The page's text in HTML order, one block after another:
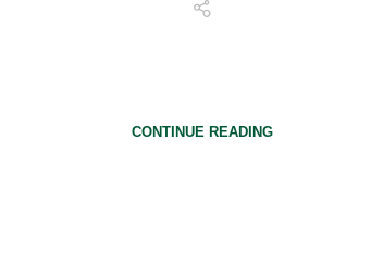
CONTINUE READING